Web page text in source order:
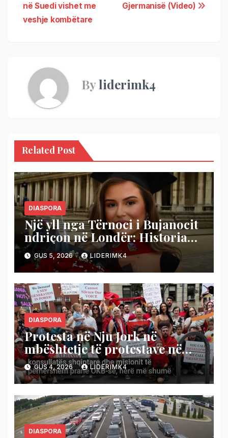
Gjermanisë (Video)
në Suedi vishet me
veshje kombëtare
Byliderimk4
Related Post
DIASPORA
Një yll nga Tërnoci i Bujanocit
ndriçon në Londër: Historia
frymëzuese e Altina Sulejmanit
GUS 5, 2026 LIDERIMK4
DIASPORA
Protesta në Nju Jork në
mbështetje të protestave në
Tiranë (Video)
GUS 4, 2026 LIDERIMK4
DIASPORA